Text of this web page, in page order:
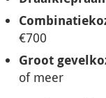
€700
Groot
of meer